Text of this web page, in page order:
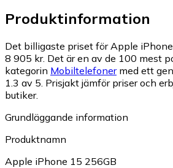
Produktinformation
Det billigaste priset för Apple
8 905 kr. Det är en av de 100 mest
kategorin Mobiltelefonermed ett
1.3 av 5. Prisjakt jämför priser och
butiker.
Grundläggande information
Produktnamn
Apple iPhone 15 256GB